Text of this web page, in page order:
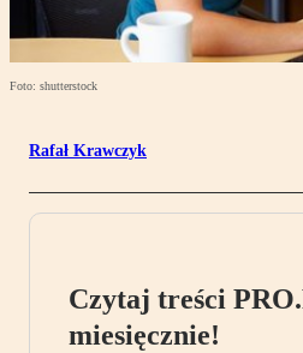
Foto: shutterstock
Rafał Krawczyk
Czytaj treści
miesięcznie!